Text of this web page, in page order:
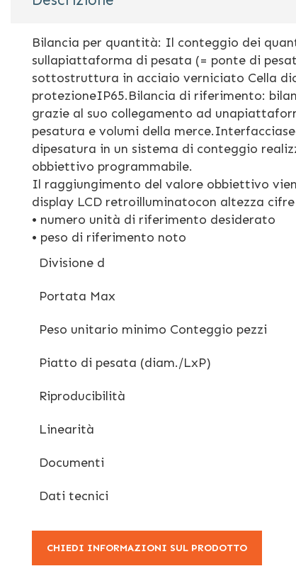
della
di
immagini
Bilancia per quantità: Il conteggio dei
sullapiattaforma di pesata (= ponte di
sottostruttura in acciaio verniciato Cella
protezioneIP65.Bilancia di riferimento:
grazie al suo collegamento ad
pesatura e volumi della
dipesatura in un sistema di conteggio
obbiettivo programmabile.
Il raggiungimento del valore obbiettivo
display LCD retroilluminatocon altezza
• numero unità di riferimento desiderato
• peso di riferimento noto
Divisione d
Portata Max
Peso unitario minimo Conteggio pezzi
Piatto di pesata (diam./LxP)
Riproducibilità
Linearità
Documenti
Dati tecnici
CHIEDI INFORMAZIONI SUL PRODOTTO